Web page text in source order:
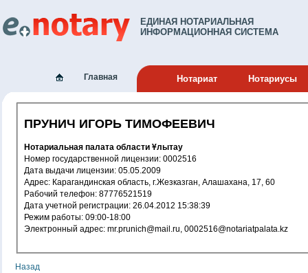
ЕДИНАЯ НОТАРИАЛЬНАЯ
ИНФОРМАЦИОННАЯ СИСТЕМА
Главная Нотариат Нотариусы
ПРУНИЧ ИГОРЬ ТИМОФЕЕВИЧ
Нотариальная палата области Ұлытау
Номер государственной лицензии: 0002516
Дата выдачи лицензии: 05.05.2009
Адрес: Карагандинская область, г.Жезказган, Алашахана, 17, 60
Рабочий телефон: 87776521519
Дата учетной регистрации: 26.04.2012 15:38:39
Режим работы: 09:00-18:00
Электронный адрес: mr.prunich@mail.ru, 0002516@notariatpalata.kz
Назад